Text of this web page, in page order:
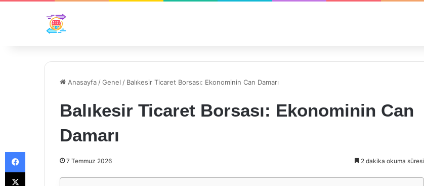
Anasayfa /Genel / Balıkesir Ticaret Borsası: Ekonominin Can Damarı
Balıkesir Ticaret Borsası: Ekonominin Can
Damarı
7 Temmuz 2026 2 dakika okuma süresi
Facebook
X